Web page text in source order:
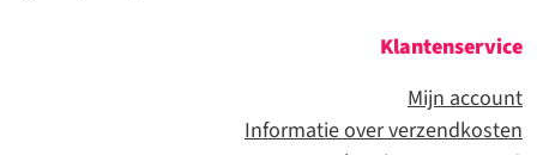
Klantenservice
Mijn account
Informatie over verzendkosten